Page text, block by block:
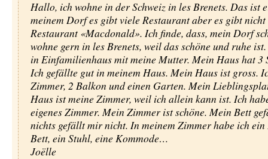
Hallo, ich wohne in der Schweiz in les Brenets. Das ist
meinem Dorf es gibt viele Restaurant aber es gibt nicht
Restaurant «Macdonald». Ich finde, dass, mein Dorf
wohne gern in les Brenets, weil das schöne und ruhe
in Einfamilienhaus mit meine Mutter. Mein Haus hat 3
Ich gefällte gut in meinem Haus. Mein Haus ist gross.
Zimmer, 2 Balkon und einen Garten. Mein
Haus ist meine Zimmer, weil ich allein kann ist. Ich
eigenes Zimmer. Mein Zimmer ist schöne. Mein Bett
nichts gefällt mir nicht. In meinem Zimmer habe ich
Bett, ein Stuhl, eine Kommode…
Joëlle